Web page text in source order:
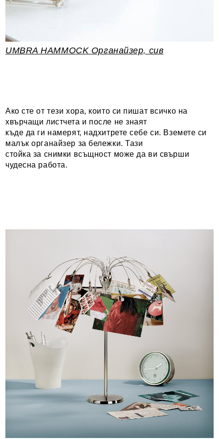
UMBRA HAMMOCK Органайзер, сив
Ако сте от тези хора, които си пишат всичко на
хвърчащи листчета и после не знаят
къде да ги намерят, надхитрете себе си. Вземете си
малък органайзер за бележки. Тази
стойка за снимки всъщност може да ви свърши
чудесна работа.